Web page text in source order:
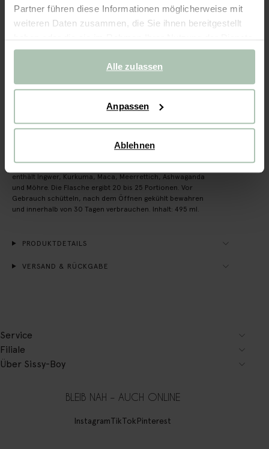
Partner führen diese Informationen möglicherweise mit
weiteren Daten zusammen, die Sie ihnen bereitgestellt
haben oder die sie im Rahmen Ihrer Nutzung der Dienste
gesammelt haben.
Alle zulassen
Anpassen
Ablehnen
IN DEN WARENKORB
Schnelle Lieferung
(1)
BESCHREIBUNG
Inhaltsstoffen der Marke Sapinca. Das erfrischende Elixir
enthält Ingwer, Kurkuma, Maca, Meerrettich, Ashwaganda
und Möhre. Die Flasche ergibt 20 bis 25 Portionen. Vor
Gebrauch schütteln, nach dem Öffnen gekühlt bewahren
und innerhalb von 30 Tagen verbrauchen. Inhalt: 495 ml.
PRODUKTDETAILS
VERSAND & RÜCKGABE
Service
Filiale
Über Sissy-Boy
BLEIB NAH – AUCH ONLINE
InstagramTikTokPinterest